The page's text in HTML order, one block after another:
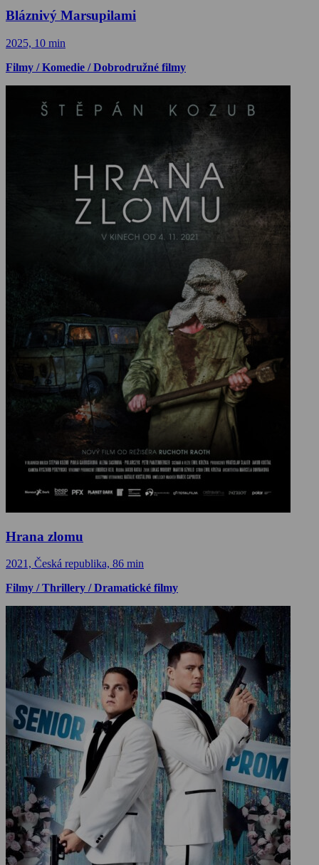
Bláznivý Marsupilami
2025, 10 min
Filmy / Komedie / Dobrodružné filmy
Hrana zlomu
2021, Česká republika, 86 min
Filmy / Thrillery / Dramatické filmy